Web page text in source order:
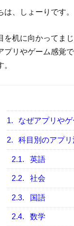
は、しょーりです。
を机に向かってま
プリやゲーム感覚
1. なぜアプリや
2. 科目別のアプリ
2.1. 英語
2.2. 社会
2.3. 国語
2.4. 数学